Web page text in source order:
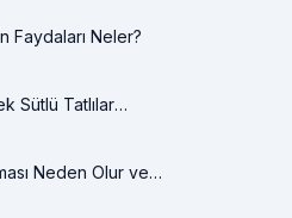
Faydaları Neler?
Sütlü Tatlılar
Neden Olur ve